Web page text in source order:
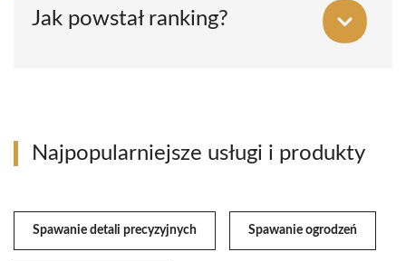
Jak powstał ranking?
Najpopularniejsze usługi i produkty
Spawanie detali precyzyjnych Spawanie ogrodzeń